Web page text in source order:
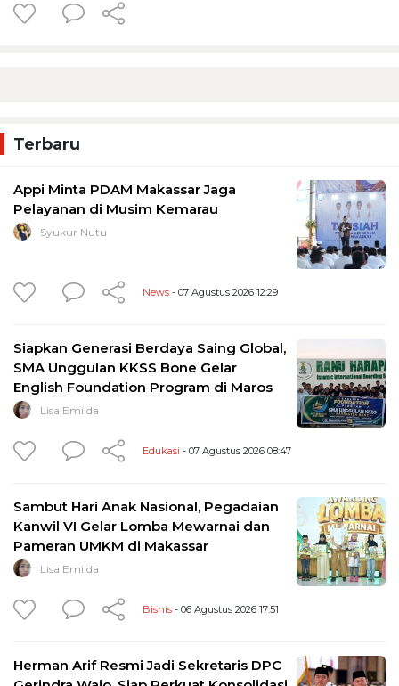
Terbaru
Appi Minta PDAM Makassar Jaga
Pelayanan di Musim Kemarau
Syukur Nutu
News - 07 Agustus 2026 12:29
Siapkan Generasi Berdaya Saing Global,
SMA Unggulan KKSS Bone Gelar
English Foundation Program di Maros
Lisa Emilda
Edukasi - 07 Agustus 2026 08:47
Sambut Hari Anak Nasional, Pegadaian
Kanwil VI Gelar Lomba Mewarnai dan
Pameran UMKM di Makassar
Lisa Emilda
Bisnis - 06 Agustus 2026 17:51
Herman Arif Resmi Jadi Sekretaris DPC